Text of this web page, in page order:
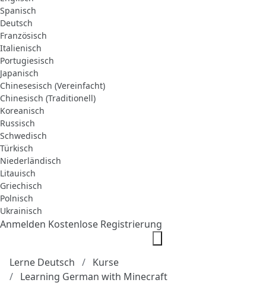
Spanisch
Deutsch
Französisch
Italienisch
Portugiesisch
Japanisch
Chinesesisch (Vereinfacht)
Chinesisch (Traditionell)
Koreanisch
Russisch
Schwedisch
Türkisch
Niederländisch
Litauisch
Griechisch
Polnisch
Ukrainisch
Anmelden Kostenlose Registrierung
Lerne Deutsch
Kurse
Learning German with Minecraft